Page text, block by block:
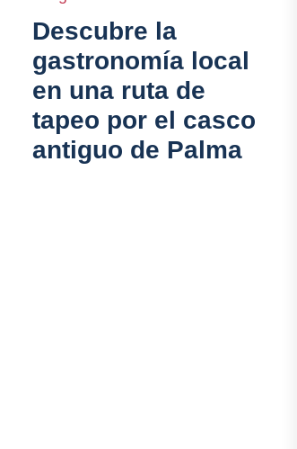
Descubre la
gastronomía local
en una ruta de
tapeo por el casco
antiguo de Palma